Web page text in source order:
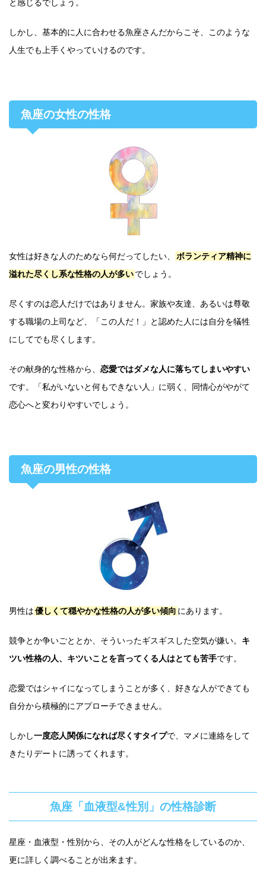
と感じるでしょう。
しかし、基本的に人に合わせる魚座さんだからこそ、このような
人生でも上手くやっていけるのです。
魚座の女性の性格
女性は好きな人のためなら何だってしたい、
ボランティア精神に
溢れた尽くし系な性格の人が多いでしょう。
尽くすのは恋人だけではありません。家族や友達、あるいは尊敬
する職場の上司など、「この人だ！」と認めた人には自分を犠牲
にしてでも尽くします。
その献身的な性格から、 恋愛ではダメな人に落ちてしまいやすい
です。「私がいないと何もできない人」に弱く、同情心がやがて
恋心へと変わりやすいでしょう。
魚座の男性の性格
男性は優しくて穏やかな性格の人が多い傾向 にあります。
競争とか争いごととか、そういったギスギスした空気が嫌い。 キ
ツい性格の人、キツいことを言ってくる人はとても苦手です。
恋愛ではシャイになってしまうことが多く、好きな人ができても
自分から積極的にアプローチできません。
しかし一度恋人関係になれば尽くすタイプで、マメに連絡をして
きたりデートに誘ってくれます。
魚座「血液型&性別」の性格診断
星座・血液型・性別から、その人がどんな性格をしているのか、
更に詳しく調べることが出来ます。